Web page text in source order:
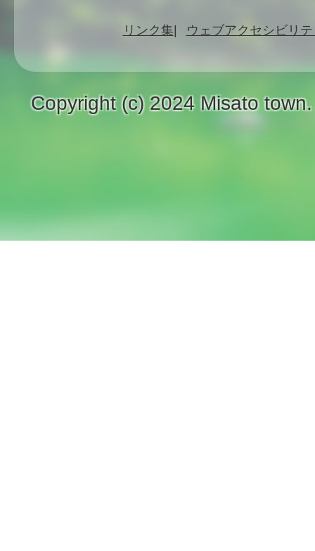
リンク集 ウェブアクセシビリ
Copyright (c) 2024 Misato